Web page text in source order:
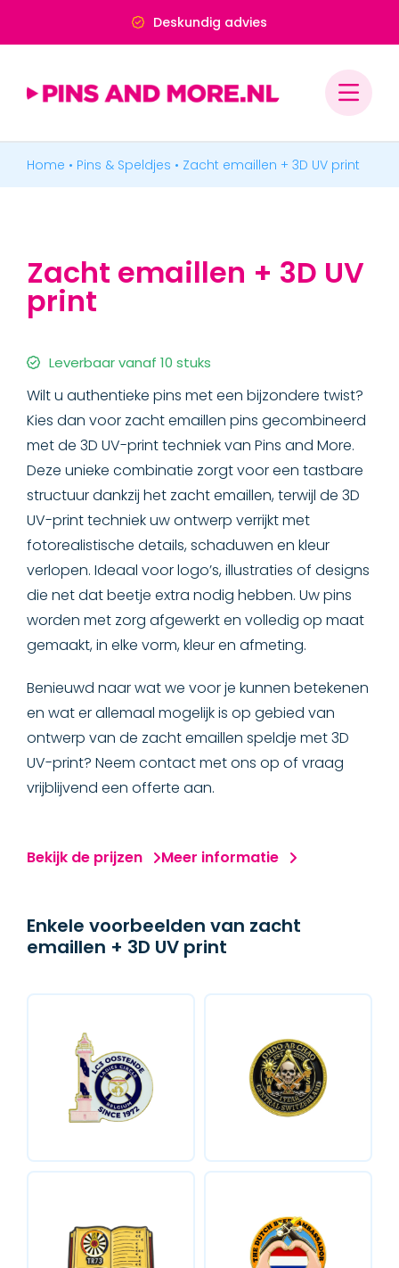
Deskundig advies
Home • Pins & Speldjes • Zacht emaillen + 3D UV print
Zacht emaillen + 3D UV
print
Leverbaar vanaf 10 stuks
Wilt u authentieke pins met een bijzondere twist?
Kies dan voor zacht emaillen pins gecombineerd
met de 3D UV-print techniek van Pins and More.
Deze unieke combinatie zorgt voor een tastbare
structuur dankzij het zacht emaillen, terwijl de 3D
UV-print techniek uw ontwerp verrijkt met
fotorealistische details, schaduwen en kleur
verlopen. Ideaal voor logo’s, illustraties of designs
die net dat beetje extra nodig hebben. Uw pins
worden met zorg afgewerkt en volledig op maat
gemaakt, in elke vorm, kleur en afmeting.
Benieuwd naar wat we voor je kunnen betekenen
en wat er allemaal mogelijk is op gebied van
ontwerp van de zacht emaillen speldje met 3D
UV-print? Neem contact met ons op of vraag
vrijblijvend een offerte aan.
Bekijk de prijzen Meer informatie
Enkele voorbeelden van zacht
emaillen + 3D UV print
PINS & SPELDJES
Zacht emaillen pins
Printing met epoxy pins
Reliëf pins
Hard emaillen pins
LED verlichting pins
Zacht emaillen + 3D UV print
Hard emaillen + print pins
Rubber pins
SPELDJES
SNELLE LEVERING
SPECIAAL
MEDAILLES & ONDERSCHEIDINGEN